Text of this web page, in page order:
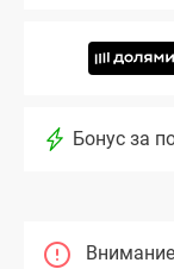
Бонус за